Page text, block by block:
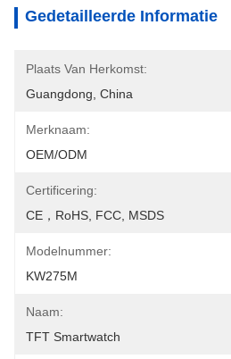
Gedetailleerde Informatie
Plaats Van Herkomst:
Guangdong, China
Merknaam:
OEM/ODM
Certificering:
CE，RoHS, FCC, MSDS
Modelnummer:
KW275M
Naam:
TFT Smartwatch